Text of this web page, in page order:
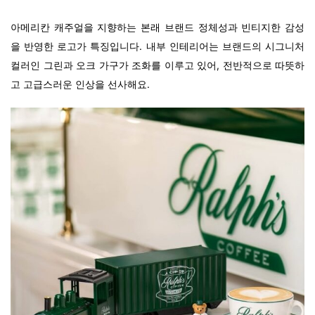
아메리칸 캐주얼을 지향하는 본래 브랜드 정체성과 빈티지한 감성
을 반영한 로고가 특징입니다. 내부 인테리어는 브랜드의 시그니처
컬러인 그린과 오크 가구가 조화를 이루고 있어, 전반적으로 따뜻하
고 고급스러운 인상을 선사해요.